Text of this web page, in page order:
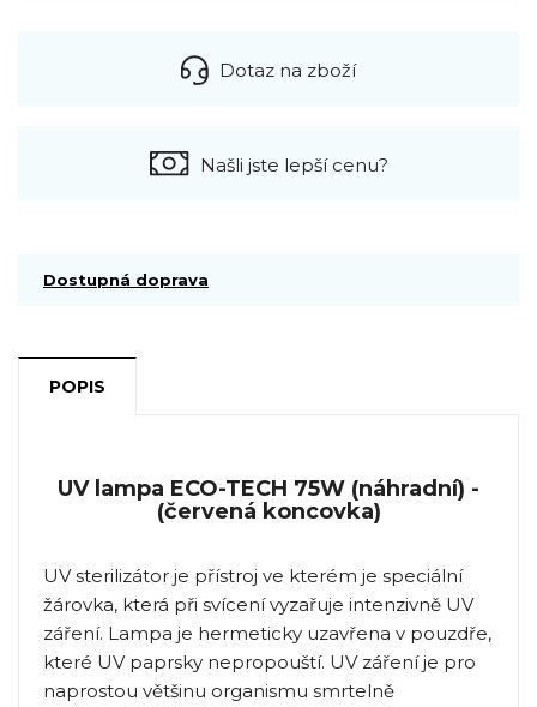
Dotaz na zboží
Našli jste lepší cenu?
Dostupná doprava
POPIS
UV lampa ECO-TECH 75W (náhradní) -
(červená koncovka)
UV sterilizátor je přístroj ve kterém je speciální
žárovka, která při svícení vyzařuje intenzivně UV
záření. Lampa je hermeticky uzavřena v pouzdře,
které UV paprsky nepropouští. UV záření je pro
naprostou většinu organismu smrtelně